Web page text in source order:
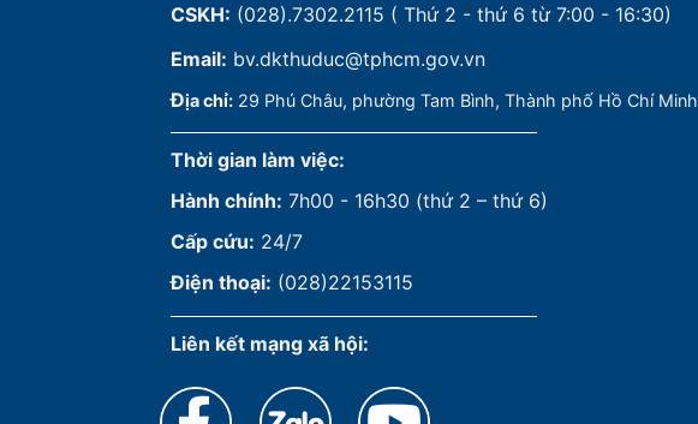
CSKH: (028).7302.2115 ( Thứ 2 - thứ 6 từ 7:00 - 16:30)
Email: bv.dkthuduc@tphcm.gov.vn
Địa chỉ: 29 Phú Châu, phường Tam Bình, Thành phố Hồ Chí Minh
Thời gian làm việc:
Hành chính: 7h00 - 16h30 (thứ 2 – thứ 6)
Cấp cứu: 24/7
Điện thoại: (028)22153115
Liên kết mạng xã hội: